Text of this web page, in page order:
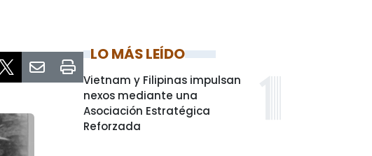
LO MÁS LEÍDO
Vietnam y Filipinas impulsan
nexos mediante una
Asociación Estratégica
Reforzada